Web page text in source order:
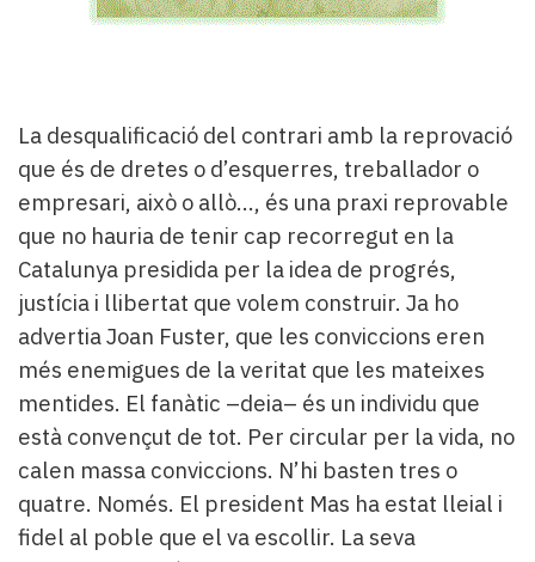
La desqualificació del contrari amb la reprovació
que és de dretes o d’esquerres, treballador o
empresari, això o allò…, és una praxi reprovable
que no hauria de tenir cap recorregut en la
Catalunya presidida per la idea de progrés,
justícia i llibertat que volem construir. Ja ho
advertia Joan Fuster, que les conviccions eren
més enemigues de la veritat que les mateixes
mentides. El fanàtic –deia– és un individu que
està convençut de tot. Per circular per la vida, no
calen massa conviccions. N’hi basten tres o
quatre. Només. El president Mas ha estat lleial i
fidel al poble que el va escollir. La seva